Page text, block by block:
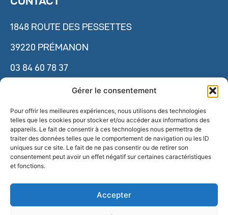
Gérer le consentement
Pour offrir les meilleures expériences, nous utilisons des technologies
telles que les cookies pour stocker et/ou accéder aux informations des
appareils. Le fait de consentir à ces technologies nous permettra de
traiter des données telles que le comportement de navigation ou les ID
uniques sur ce site. Le fait de ne pas consentir ou de retirer son
consentement peut avoir un effet négatif sur certaines caractéristiques
et fonctions.
Accepter
1848 ROUTE DES PESSETTES
39220 PRÉMANON
03 84 60 78 37
cnsnmm.accueil@ensm. sports.gouv.fr
ESPACE PRESSE
NOS PARTENAIRES